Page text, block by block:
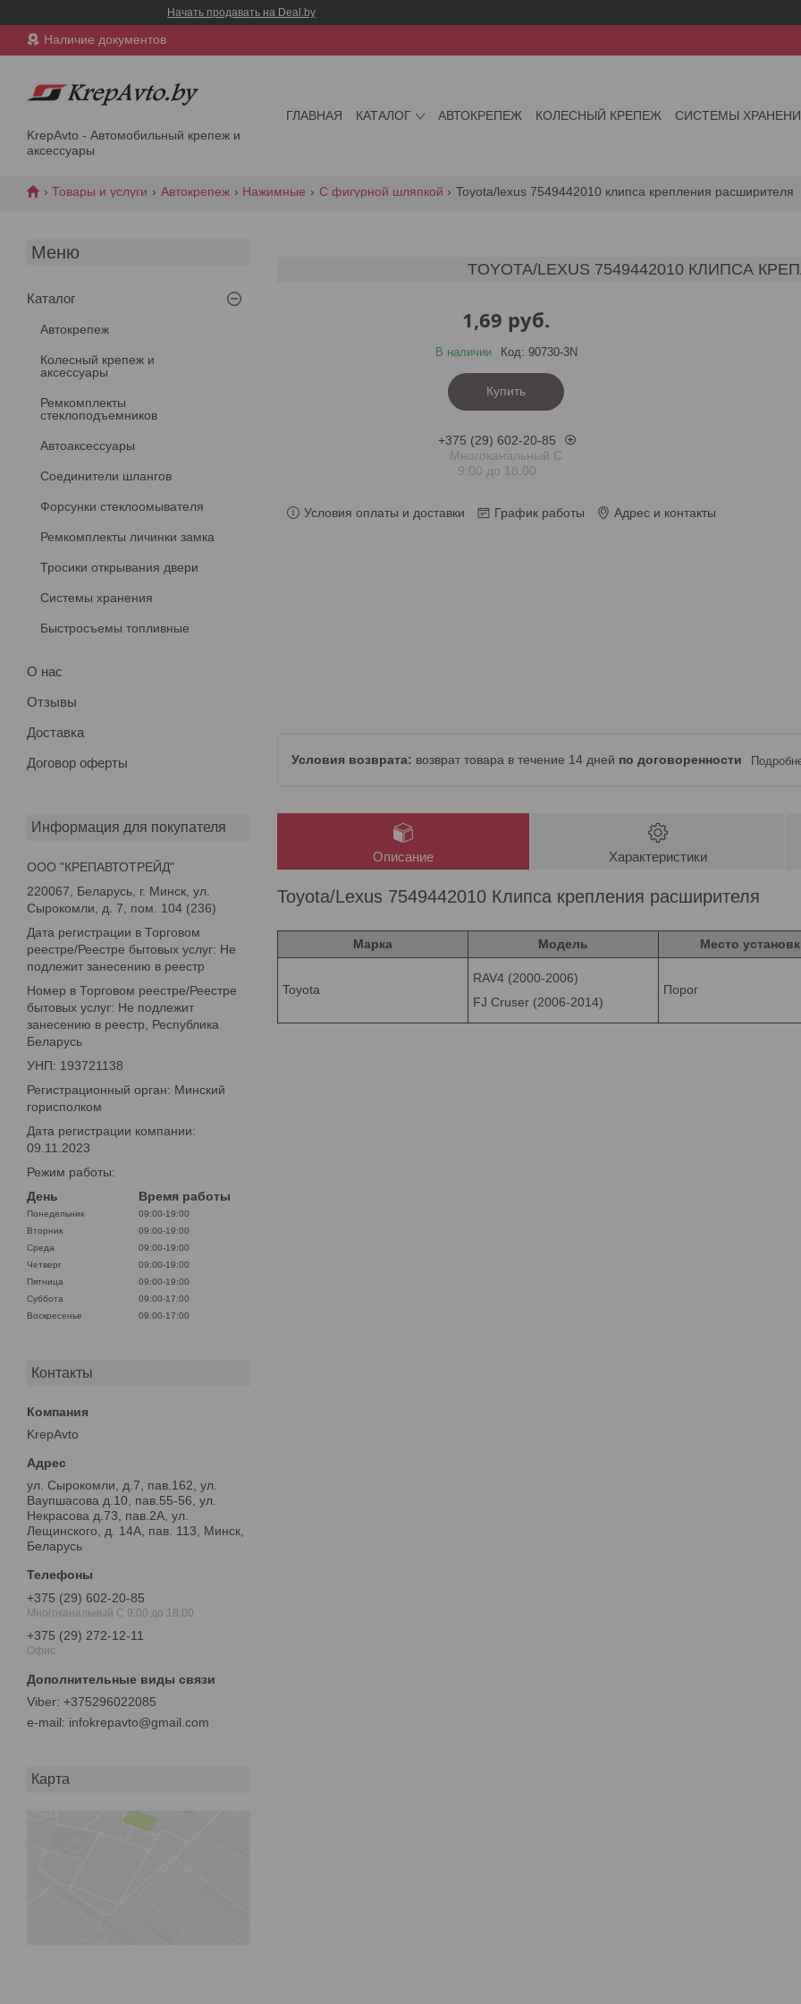
Начать продавать на Deal.by
Наличие документов
KrepAvto - Автомобильный крепеж и
аксессуары
ГЛАВНАЯ КАТАЛОГ АВТОКРЕПЕЖ КОЛЕСНЫЙ КРЕПЕЖ СИСТЕМЫ
Товары и услуги Автокрепеж Нажимные С фигурной шляпкой Toyota/lexus 7549442010 клипса крепления расширителя
Каталог
Автокрепеж
Колесный крепеж и
аксессуары
Ремкомплекты
стеклоподъемников
Автоаксессуары
Соединители шлангов
Форсунки стеклоомывателя
Ремкомплекты личинки замка
Тросики открывания двери
Системы хранения
Быстросъемы топливные
О нас
Отзывы
Доставка
Договор оферты
Информация для покупателя
ООО "КРЕПАВТОТРЕЙД"
220067, Беларусь, г. Минск, ул.
Сырокомли, д. 7, пом. 104 (236)
Дата регистрации в Торговом
реестре/Реестре бытовых услуг: Не
подлежит занесению в реестр
Номер в Торговом реестре/Реестре
бытовых услуг: Не подлежит
занесению в реестр, Республика
Беларусь
УНП: 193721138
Регистрационный орган: Минский
горисполком
Дата регистрации компании:
09.11.2023
Режим работы:
День
Время работы
Понедельник
09:00-19:00
Вторник
09:00-19:00
Среда
09:00-19:00
Четверг
09:00-19:00
Пятница
09:00-19:00
Суббота
09:00-17:00
Воскресенье
09:00-17:00
Контакты
KrepAvto
ул. Сырокомли, д.7, пав.162, ул.
Ваупшасова д.10, пав.55-56, ул.
Некрасова д.73, пав.2А, ул.
Лещинского, д. 14А, пав. 113, Минск,
Беларусь
+375 (29) 602-20-85
Многоканальный С 9.00 до 18.00
+375 (29) 272-12-11
Офис
+375296022085
e-mail
infokrepavto@gmail.com
Карта
TOYOTA/LEXUS 7549442010 КЛИПСА
1,69 руб.
В наличии Код: 90730-3N
Купить
+375 (29) 602-20-85
Многоканальный С
9.00 до 18.00
Условия оплаты и доставки График работы Адрес и контакты
возврат товара в течение 14 дней по договоренности
Описание Характеристики
Toyota/Lexus 7549442010 Клипса крепления расширителя
Марка Модель Место
Toyota
RAV4 (2000-2006)
FJ Cruser (2006-2014)
Порог